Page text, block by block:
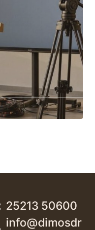
25213 50600
info@dimosdr